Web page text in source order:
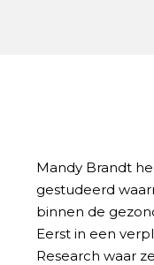
Mandy Brandt
gestudeerd
binnen de
Eerst in een
Research waar